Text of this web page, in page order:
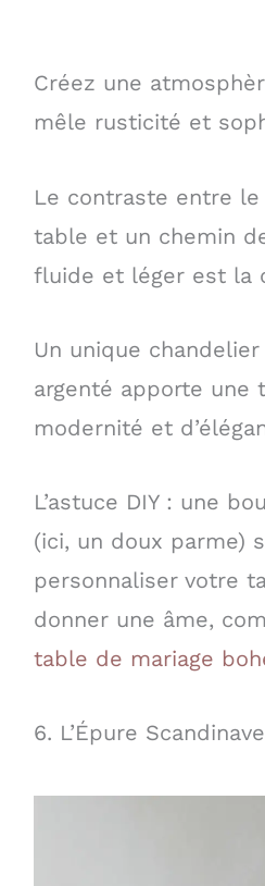
Créez une
mêle rusticité et
Le contraste entre
table et un chemin
fluide et léger est la
Un unique
argenté apporte une
modernité et
L’astuce DIY : une
(ici, un doux parme)
personnaliser votre
donner une âme,
table de mariage
6. L’Épure